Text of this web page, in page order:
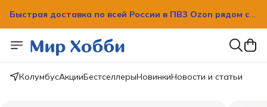
Быстрая доставка по всей России в ПВЗ Ozon рядом с
Быстрая доставка по всей России в ПВЗ Ozon рядом с
вашим домом!
КолумбусАкцииБестселлерыНовинкиНовости и статьи